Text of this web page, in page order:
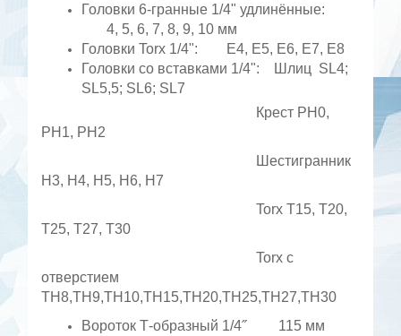
Головки 6-гранные 1/4" удлинённые:
4, 5, 6, 7, 8, 9, 10 мм
Головки Torx 1/4": E4, E5, E6, E7, E8
Головки со вставками 1/4": Шлиц SL4;
SL5,5; SL6; SL7
Крест PH0,
PH1, PH2
Шестигранник
H3, H4, H5, H6, H7
Torx T15, T20,
T25, T27, T30
Torx с
отверстием
TH8,TH9,TH10,TH15,TH20,TH25,TH27,TH30
Вороток Т-образный 1/4˝ 115 мм